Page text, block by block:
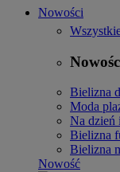
Nowości
Bielizna
Moda
Na dzień
Bielizna
Bielizna
Nowość